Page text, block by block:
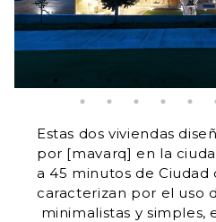
Estas dos viviendas
por [mavarq] en la
a 45 minutos de Ciudad
caracterizan por el uso
minimalistas y simples,